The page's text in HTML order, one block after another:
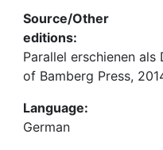
Source/Other
editions:
Parallel erschienen
of Bamberg Press,
Language:
German